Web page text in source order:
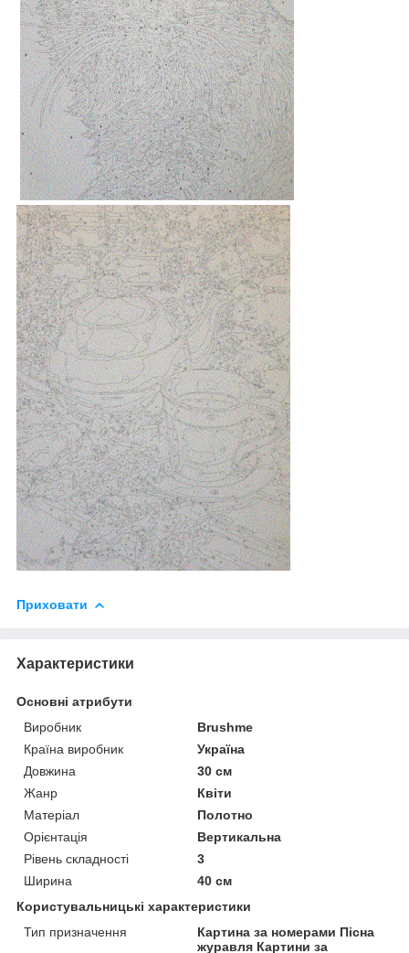
Приховати
Характеристики
Основні атрибути
Виробник
Brushme
Країна виробник
Україна
Довжина
30 см
Жанр
Квіти
Матеріал
Полотно
Орієнтація
Вертикальна
Рівень складності
3
Ширина
40 см
Користувальницькі характеристики
Тип призначення
Картина за номерами Пісна
журавля Картини за